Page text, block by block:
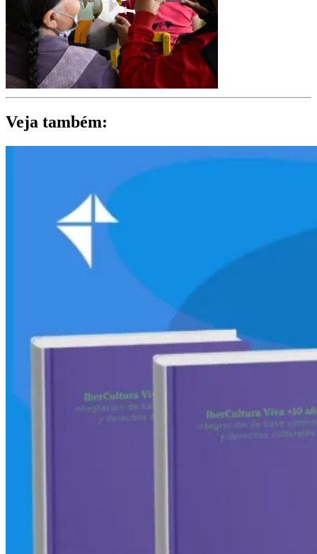
Veja também: